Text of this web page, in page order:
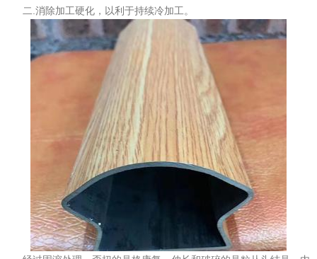
二.消除加工硬化，以利于持续冷加工。